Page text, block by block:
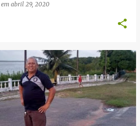
em abril 29, 2020